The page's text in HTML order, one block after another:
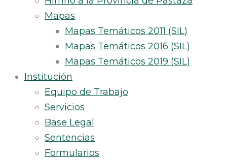
Mapas
Mapas Temáticos 2011 (SIL)
Mapas Temáticos 2016 (SIL)
Mapas Temáticos 2019 (SIL)
Institución
Equipo de Trabajo
Servicios
Base Legal
Sentencias
Formularios